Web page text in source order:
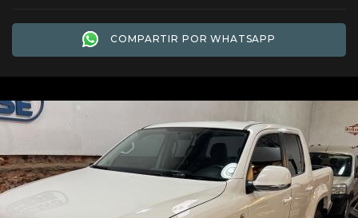
COMPARTIR POR WHATSAPP